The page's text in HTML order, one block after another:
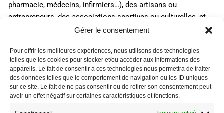
Gérer le consentement
Pour offrir les meilleures expériences, nous utilisons des technologies
telles que les cookies pour stocker et/ou accéder aux informations des
appareils. Le fait de consentir à ces technologies nous permettra de traiter
des données telles que le comportement de navigation ou les ID uniques
sur ce site. Le fait de ne pas consentir ou de retirer son consentement peut
avoir un effet négatif sur certaines caractéristiques et fonctions.
pharmacie, médecins, infirmiers…), des artisans ou
entrepreneurs, des associations sportives ou culturelles, et
des services : une caserne de pompiers, une école maternelle
de nombreuses infrastructures (salle des fêtes, gymnase,
terrains de football et pétanque, city stade, étangs etc.). Il y a
également un patrimoine important sur le village avec
notamment l’église, la grotte de la Baume Noire, un lavoir, des
étangs et beaucoup d’autres lieux très accueillants. Tout ceci